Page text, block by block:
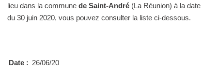
lieu dans la commune de Saint-André (La Réunion) à la date
du 30 juin 2020, vous pouvez consulter la liste ci-dessous.
Date : 26/06/20